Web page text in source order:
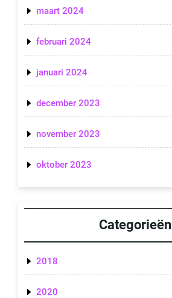
maart 2024
februari 2024
januari 2024
december 2023
november 2023
oktober 2023
Categorieën
2018
2020